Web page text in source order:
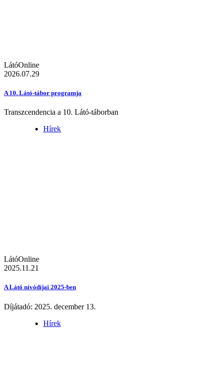
LátóOnline
2026.07.29
A 10. Látó-tábor programja
Transzcendencia a 10. Látó-táborban
Hírek
LátóOnline
2025.11.21
A Látó nívódíjai 2025-ben
Díjátadó: 2025. december 13.
Hírek